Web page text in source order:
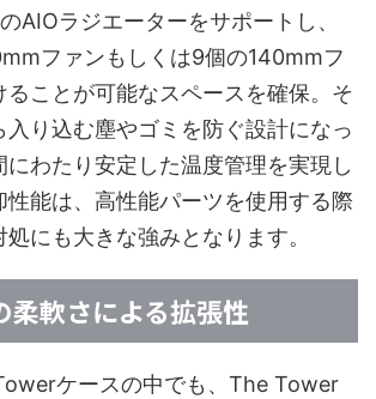
AIOラジエーターをサポートし、
ファンもしくは9個の140mmフ
ることが可能なスペースを確保。そ
入り込む塵やゴミを防ぐ設計になっ
にわたり安定した温度管理を実現し
性能は、高性能パーツを使用する際
にも大きな強みとなります。
柔軟さによる拡張性
ケースの中でも、The Tower